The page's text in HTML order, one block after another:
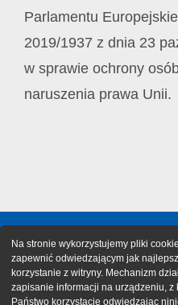
Parlamentu
2019/1937 z dnia 23
w sprawie ochrony
naruszenia prawa Unii.
Na stronie wykorzystujemy pliki
zapewnić odwiedzającym jak
korzystanie z witryny. Mechanizm
zapisanie informacji na urządzeniu, z
Państwo korzystacie odwiedzając